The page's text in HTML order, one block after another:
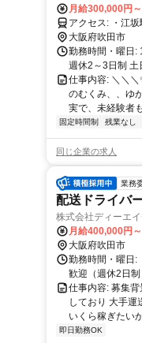
月給300,000円
アクセ
大阪府吹田市
勤務時間・曜日:
週休2～3日制 土
仕事内容: ＼＼
のむくみ、、ゆ
実で、未経験者
固定時間制 残業なし
同じ企業の求人
業務
配送ドライバ
株式会社ディーエ
月給400,000円
大阪府吹田市
勤務時間・曜日:
歓迎（週休2日
仕事内容: 募集
しており 大手運
いくら稼ぎたい
即日勤務OK